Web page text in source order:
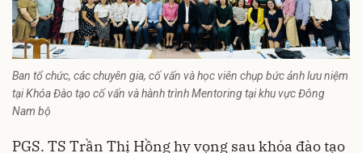
Ban tổ chức, các chuyên gia, cố vấn và học viên chụp bức ảnh lưu niệm
tại Khóa Đào tạo cố vấn và hành trình Mentoring tại khu vực Đông
Nam bộ
PGS. TS Trần Thị Hồng hy vọng sau khóa đào tạo